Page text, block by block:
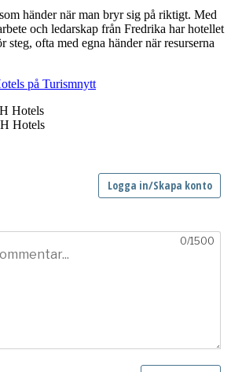
händer när man bryr sig på riktigt. Med
och ledarskap från Fredrika har hotellet
steg, ofta med egna händer när resurserna
på Turismnytt
Hotels
Hotels